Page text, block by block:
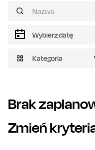
Kategoria
Brak
Zmień